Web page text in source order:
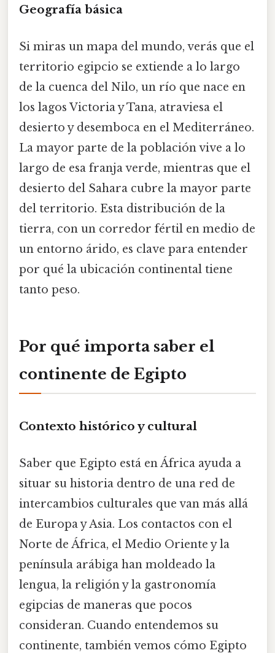
Geografía básica
Si miras un mapa del mundo, verás que el
territorio egipcio se extiende a lo largo
de la cuenca del Nilo, un río que nace en
los lagos Victoria y Tana, atraviesa el
desierto y desemboca en el Mediterráneo.
La mayor parte de la población vive a lo
largo de esa franja verde, mientras que el
desierto del Sahara cubre la mayor parte
del territorio. Esta distribución de la
tierra, con un corredor fértil en medio de
un entorno árido, es clave para entender
por qué la ubicación continental tiene
tanto peso.
Por qué importa saber el
continente de Egipto
Contexto histórico y cultural
Saber que Egipto está en África ayuda a
situar su historia dentro de una red de
intercambios culturales que van más allá
de Europa y Asia. Los contactos con el
Norte de África, el Medio Oriente y la
península arábiga han moldeado la
lengua, la religión y la gastronomía
egipcias de maneras que pocos
consideran. Cuando entendemos su
continente, también vemos cómo Egipto